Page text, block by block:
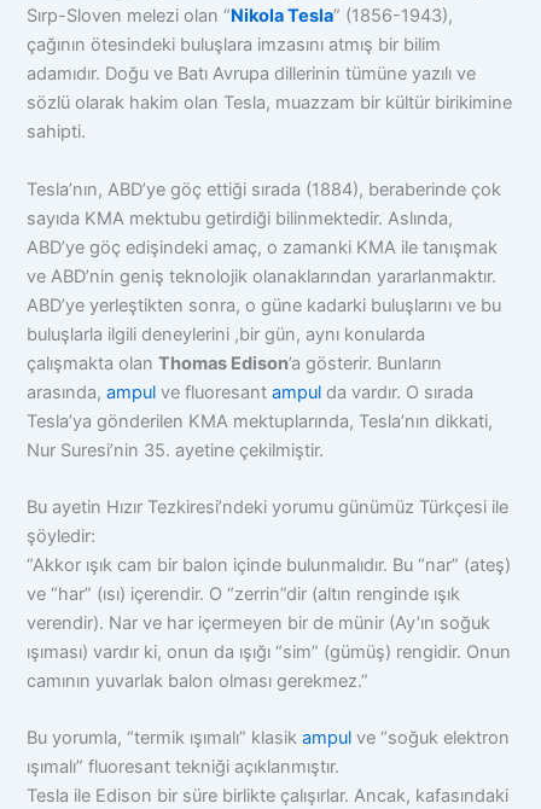
Sırp-Sloven melezi olan “Nikola Tesla” (1856-1943),
çağının ötesindeki buluşlara imzasını atmış bir bilim
adamıdır. Doğu ve Batı Avrupa dillerinin tümüne yazılı ve
sözlü olarak hakim olan Tesla, muazzam bir kültür birikimine
sahipti.
Tesla’nın, ABD’ye göç ettiği sırada (1884), beraberinde çok
sayıda KMA mektubu getirdiği bilinmektedir. Aslında,
ABD’ye göç edişindeki amaç, o zamanki KMA ile tanışmak
ve ABD’nin geniş teknolojik olanaklarından yararlanmaktır.
ABD’ye yerleştikten sonra, o güne kadarki buluşlarını ve bu
buluşlarla ilgili deneylerini ,bir gün, aynı konularda
çalışmakta olanThomas Edison’a gösterir. Bunların
arasında,ampul ve fluoresantampul da vardır. O sırada
Tesla’ya gönderilen KMA mektuplarında, Tesla’nın dikkati,
Nur Suresi’nin 35. ayetine çekilmiştir.
Bu ayetin Hızır Tezkiresi’ndeki yorumu günümüz Türkçesi ile
şöyledir:
“Akkor ışık cam bir balon içinde bulunmalıdır. Bu “nar” (ateş)
ve “har” (ısı) içerendir. O “zerrin”dir (altın renginde ışık
verendir). Nar ve har içermeyen bir de münir (Ay’ın soğuk
ışıması) vardır ki, onun da ışığı “sim” (gümüş) rengidir. Onun
camının yuvarlak balon olması gerekmez.”
Bu yorumla, “termik ışımalı” klasikampul ve “soğuk elektron
ışımalı” fluoresant tekniği açıklanmıştır.
Tesla ile Edison bir süre birlikte çalışırlar. Ancak, kafasındaki